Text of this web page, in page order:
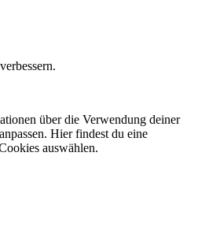
über die Verwendung deiner
Hier findest du eine
auswählen.